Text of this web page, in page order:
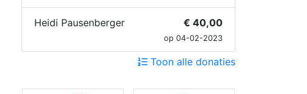
Heidi Pausenberger € 40,00
op 04-02-2023
Toon alle donaties